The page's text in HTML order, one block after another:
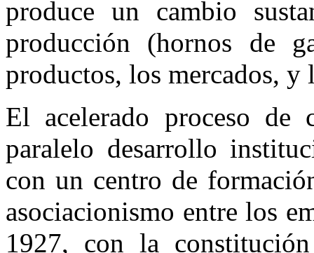
produce un cambio
producción (hornos de
productos, los mercados,
El acelerado proceso de
paralelo desarrollo
con un centro de
asociacionismo entre los
1927, con la